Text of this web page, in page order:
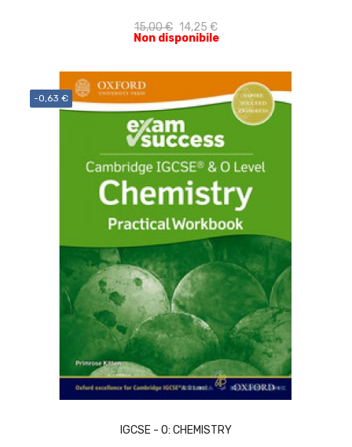
15,00 € 14,25 €
Non disponibile
-0,63 €
IGCSE - O: CHEMISTRY
ACQUISTA